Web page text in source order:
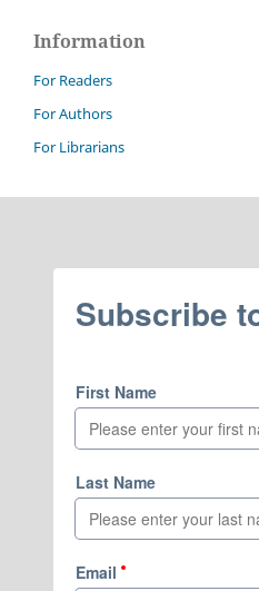
Information
For Readers
For Authors
For Librarians